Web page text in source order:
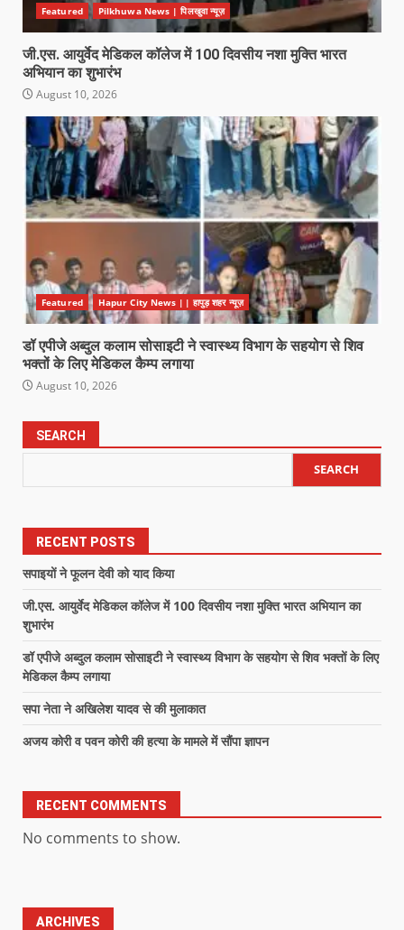
Featured Pilkhuwa News | पिलखुवा न्यूज़
जी.एस. आयुर्वेद मेडिकल कॉलेज में 100 दिवसीय नशा मुक्ति भारत
अभियान का शुभारंभ
August 10, 2026
Featured Hapur City News || हापुड़ शहर न्यूज़
डॉ एपीजे अब्दुल कलाम सोसाइटी ने स्वास्थ्य विभाग के सहयोग से शिव
भक्तों के लिए मेडिकल कैम्प लगाया
August 10, 2026
SEARCH
SEARCH
RECENT POSTS
सपाइयों ने फूलन देवी को याद किया
जी.एस. आयुर्वेद मेडिकल कॉलेज में 100 दिवसीय नशा मुक्ति भारत अभियान का
शुभारंभ
डॉ एपीजे अब्दुल कलाम सोसाइटी ने स्वास्थ्य विभाग के सहयोग से शिव भक्तों के लिए
मेडिकल कैम्प लगाया
सपा नेता ने अखिलेश यादव से की मुलाकात
अजय कोरी व पवन कोरी की हत्या के मामले में सौंपा ज्ञापन
RECENT COMMENTS
No comments to show.
ARCHIVES